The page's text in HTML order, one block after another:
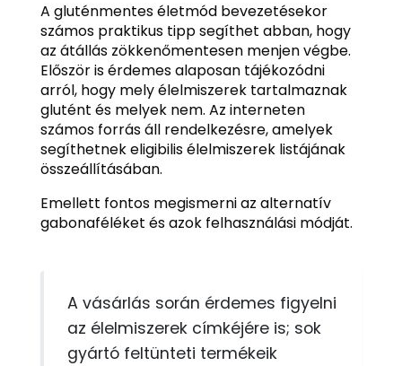
A gluténmentes életmód bevezetésekor
számos praktikus tipp segíthet abban, hogy
az átállás zökkenőmentesen menjen végbe.
Először is érdemes alaposan tájékozódni
arról, hogy mely élelmiszerek tartalmaznak
glutént és melyek nem. Az interneten
számos forrás áll rendelkezésre, amelyek
segíthetnek eligibilis élelmiszerek listájának
összeállításában.
Emellett fontos megismerni az alternatív
gabonaféléket és azok felhasználási módját.
A vásárlás során érdemes figyelni
az élelmiszerek címkéjére is; sok
gyártó feltünteti termékeik